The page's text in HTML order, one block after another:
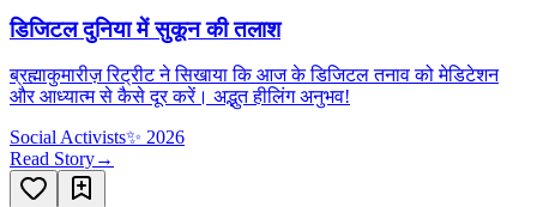
डिजिटल दुनिया में सुकून की तलाश
ब्रह्माकुमारीज़ रिट्रीट ने सिखाया कि आज के डिजिटल तनाव को मेडिटेशन
और आध्यात्म से कैसे दूर करें। अद्भुत हीलिंग अनुभव!
Social Activists✨ 2026
Read Story→